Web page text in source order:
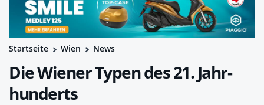
Startseite Wien News
Die Wiener Typen des 21. Jahr­
hunderts